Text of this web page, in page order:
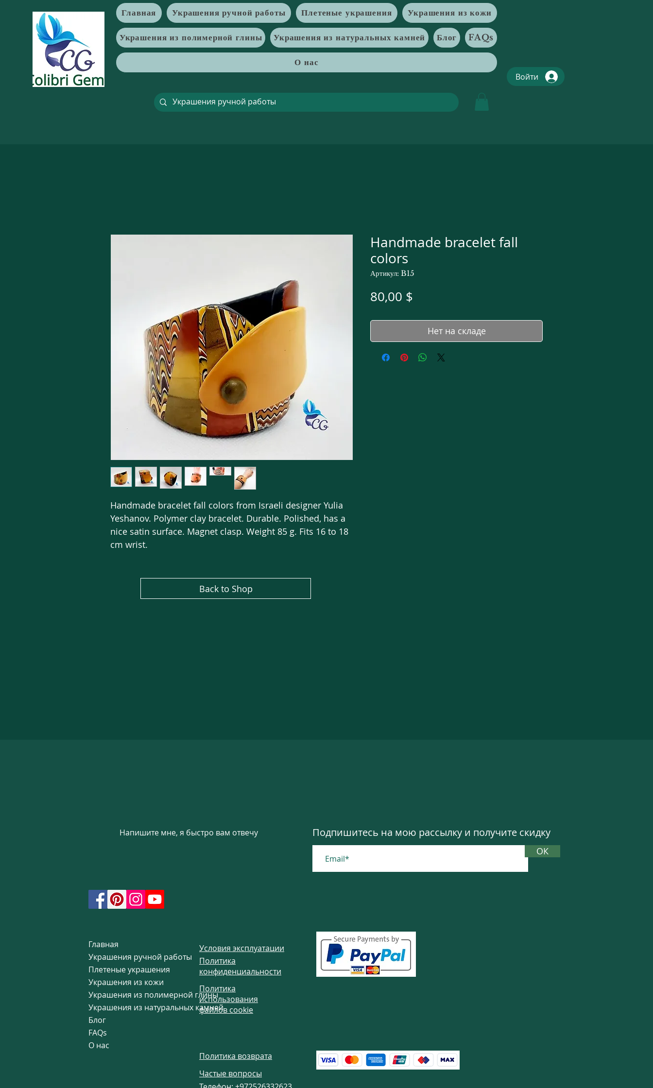
Главная Украшения ручной работы Плетеные украшения Украшения из кожи
Украшения из полимерной глины Украшения из натуральных камней Блог FAQs
О нас
Войти
Handmade bracelet fall colors from Israeli designer Yulia
Yeshanov. Polymer clay bracelet. Durable. Polished, has a
nice satin surface. Magnet clasp. Weight 85 g. Fits 16 to 18
cm wrist.
Handmade bracelet fall
colors
Артикул: B15
80,00 $
Нет на складе
Back to Shop
Напишите мне, я быстро вам отвечу Подпишитесь на мою рассылку и получите скидку
ОК
Главная
Украшения ручной работы
Плетеные украшения
Украшения из кожи
Украшения из полимерной глины
Украшения из натуральных камней
Блог
FAQs
О нас
Условия эксплуатации
Политика
конфиденциальности
Политика
использования
файлов cookie
Политика возврата
Частые вопросы